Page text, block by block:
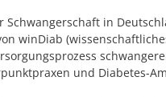
in
winDiab
und Diabetes-